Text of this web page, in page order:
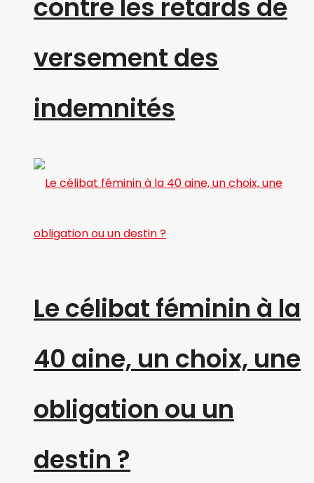
contre les retards de
versement des
indemnités
Le célibat féminin à la
40 aine, un choix, une
obligation ou un
destin ?